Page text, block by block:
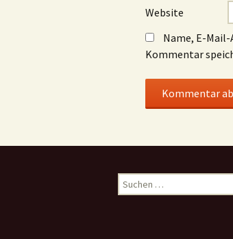
Website
Name, E-
Kommentar
Suchen
nach: